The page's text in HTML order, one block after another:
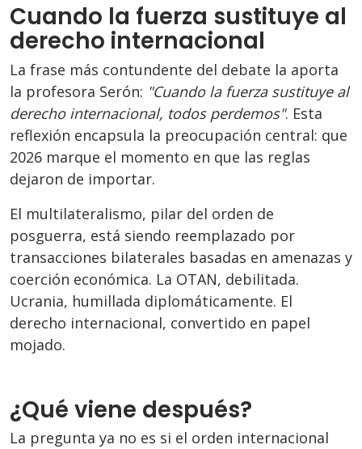
Cuando la fuerza sustituye al
derecho internacional
La frase más contundente del debate la aporta
la profesora Serón: "Cuando la fuerza sustituye al
derecho internacional, todos perdemos". Esta
reflexión encapsula la preocupación central: que
2026 marque el momento en que las reglas
dejaron de importar.
El multilateralismo, pilar del orden de
posguerra, está siendo reemplazado por
transacciones bilaterales basadas en amenazas y
coerción económica. La OTAN, debilitada.
Ucrania, humillada diplomáticamente. El
derecho internacional, convertido en papel
mojado.
¿Qué viene después?
La pregunta ya no es si el orden internacional